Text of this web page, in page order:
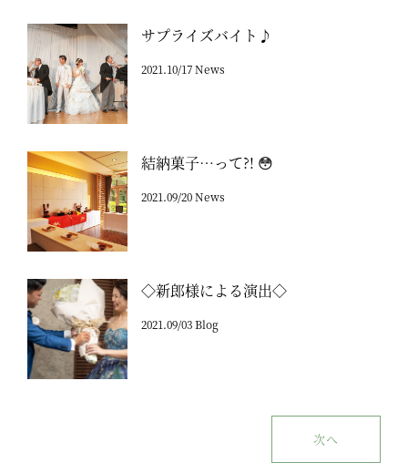
サプライズバイト♪
2021.10/17 News
結納菓子…って?! 😳
2021.09/20 News
◇新郎様による演出◇
2021.09/03 Blog
次へ